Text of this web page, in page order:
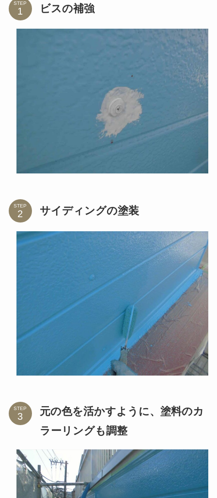
STEP ビスの補強
STEP サイディングの塗装
STEP
元の色を活かすように、塗料のカ
ラーリングも調整